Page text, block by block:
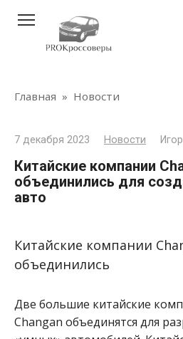
контенту
Главная » Новости
7 декабря 2023 Новости
Китайские компании
объединились для
авто
Китайские компании
объединились
Две большие китайские
Changan объединятся для